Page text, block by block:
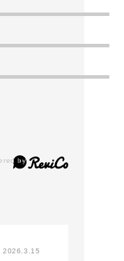
2026.3.15